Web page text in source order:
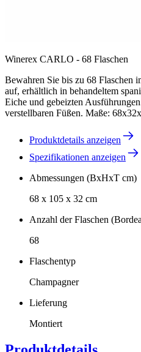
Winerex CARLO - 68 Flaschen
Bewahren Sie bis zu 68 Flaschen
auf, erhältlich in behandeltem
Eiche und gebeizten
verstellbaren Füßen. Maße:
Produktdetails anzeigen
Spezifikationen anzeigen
Abmessungen (BxHxT cm)
68 x 105 x 32 cm
Anzahl der Flaschen
68
Flaschentyp
Champagner
Lieferung
Montiert